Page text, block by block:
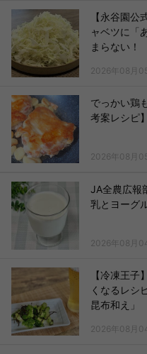
【永谷園
ャベツに「
まらない！
2026年08月05
でっかい鶏
考案レシピ
2026年08月05
JA全農広報
乳とヨーグ
2026年08月04
【冷凍王
くなるレシ
昆布和え」
2026年08月04